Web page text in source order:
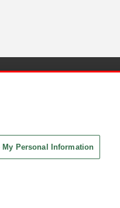
My Personal Information